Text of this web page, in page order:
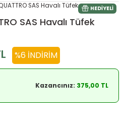
HEDIYELI
SAS Havalı Tüfek
%6 İNDIRIM
Kazancınız: 375,00 TL